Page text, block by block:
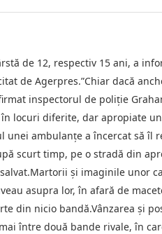
de 12, respectiv 15 ani, a
de Agerpres.”Chiar dacă
inspectorul de poliţie
locuri diferite, dar apropiate
ambulanţe a încercat să îl
scurt timp, pe o stradă din
şi imaginile unor
asupra lor, în afară de
din nicio bandă.Vânzarea şi
între două bande rivale, în